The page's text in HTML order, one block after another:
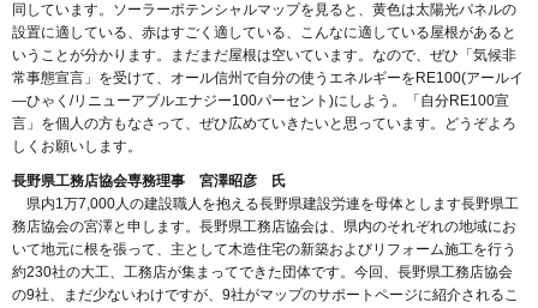
同しています。ソーラーポテンシャルマップを見ると、黄色は太陽光パネルの
設置に適している、赤はすごく適している、こんなに適している屋根があると
いうことが分かります。まだまだ屋根は空いています。なので、ぜひ「気候非
常事態宣言」を受けて、オール信州で自分の使うエネルギーをRE100(アールイ
―ひゃく/リニューアブルエナジー100パーセント)にしよう。「自分RE100宣
言」を個人の方もなさって、ぜひ広めていきたいと思っています。どうぞよろ
しくお願いします。
長野県工務店協会専務理事 宮澤昭彦 氏
県内1万7,000人の建設職人を抱える長野県建設労連を母体とします長野県工
務店協会の宮澤と申します。長野県工務店協会は、県内のそれぞれの地域にお
いて地元に根を張って、主として木造住宅の新築およびリフォーム施工を行う
約230社の大工、工務店が集まってできた団体です。今回、長野県工務店協会
の9社、まだ少ないわけですが、9社がマップのサポートページに紹介されるこ